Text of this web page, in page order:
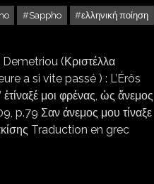
Sappho
ελληνική ποίηση
(Κριστέλλα
a si vite passé ) : L’Érôs
μοι φρένας, ὠς ἄνεμος
p.79 Σαν άνεμος μου τίναξε
Traduction en grec